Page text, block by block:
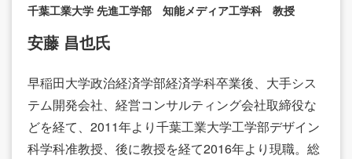
千葉工業大学 先進工学部 知能メディア工学科 教授
安藤 昌也氏
早稲田大学政治経済学部経済学科卒業後、大手シス
テム開発会社、経営コンサルティング会社取締役な
どを経て、2011年より千葉工業大学工学部デザイン
科学科准教授、後に教授を経て2016年より現職。総